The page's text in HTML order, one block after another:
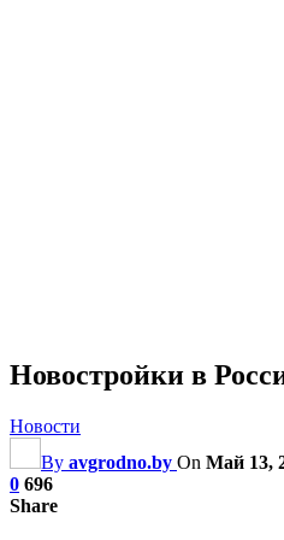
Новостройки в
Новости
By avgrodno.by On Май 13,
0 696
Share